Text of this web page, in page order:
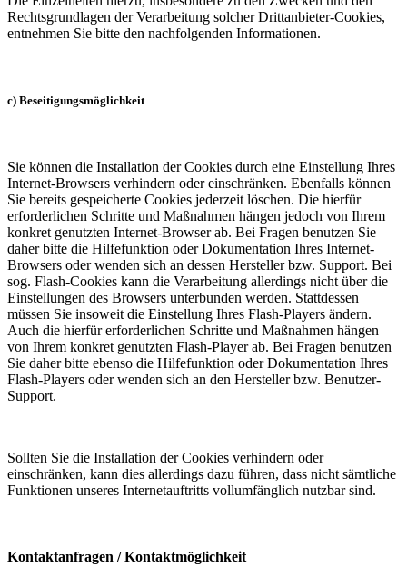
Rechtsgrundlagen der Verarbeitung solcher Drittanbieter-Cookies,
entnehmen Sie bitte den nachfolgenden Informationen.
c) Beseitigungsmöglichkeit
Sie können die Installation der Cookies durch eine Einstellung Ihres
Internet-Browsers verhindern oder einschränken. Ebenfalls können
Sie bereits gespeicherte Cookies jederzeit löschen. Die hierfür
erforderlichen Schritte und Maßnahmen hängen jedoch von Ihrem
konkret genutzten Internet-Browser ab. Bei Fragen benutzen Sie
daher bitte die Hilfefunktion oder Dokumentation Ihres Internet-
Browsers oder wenden sich an dessen Hersteller bzw. Support. Bei
sog. Flash-Cookies kann die Verarbeitung allerdings nicht über die
Einstellungen des Browsers unterbunden werden. Stattdessen
müssen Sie insoweit die Einstellung Ihres Flash-Players ändern.
Auch die hierfür erforderlichen Schritte und Maßnahmen hängen
von Ihrem konkret genutzten Flash-Player ab. Bei Fragen benutzen
Sie daher bitte ebenso die Hilfefunktion oder Dokumentation Ihres
Flash-Players oder wenden sich an den Hersteller bzw. Benutzer-
Support.
Sollten Sie die Installation der Cookies verhindern oder
einschränken, kann dies allerdings dazu führen, dass nicht sämtliche
Funktionen unseres Internetauftritts vollumfänglich nutzbar sind.
Kontaktanfragen / Kontaktmöglichkeit